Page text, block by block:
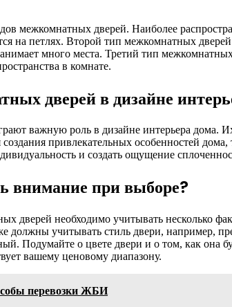
межкомнатных дверей. Наиболее
на петлях. Второй тип межкомнатных
много места. Третий тип
в комнате.
дверей в дизайне
важную роль в дизайне интерьера дома.
создания привлекательных особенностей
и создать ощущение
внимание при выборе?
дверей необходимо учитывать несколько
должны учитывать стиль двери, например,
Подумайте о цвете двери и о том, как она
вашему ценовому диапазону.
перевозки ЖБИ